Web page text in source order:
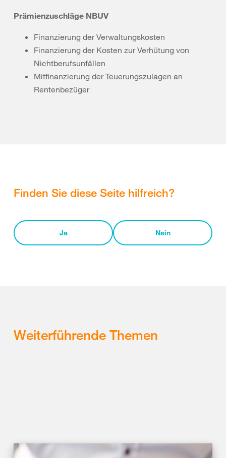
Prämienzuschläge NBUV
Finanzierung der Verwaltungskosten
Finanzierung der Kosten zur Verhütung von
Nichtberufsunfällen
Mitfinanzierung der Teuerungszulagen an
Rentenbezüger
Finden Sie diese Seite hilfreich?
Ja Nein
Weiterführende Themen